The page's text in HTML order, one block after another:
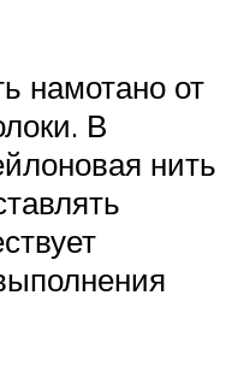
намотано от
В
нить